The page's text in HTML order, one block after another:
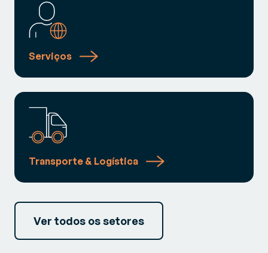
Serviços
Transporte & Logística
Ver todos os setores